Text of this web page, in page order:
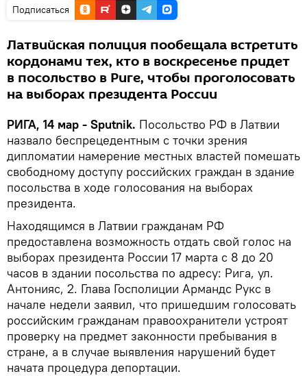
Подписаться
Латвийская полиция пообещала встретить
кордонами тех, кто в воскресенье придет
в посольство в Риге, чтобы проголосовать
на выборах президента России
РИГА, 14 мар - Sputnik. Посольство РФ в Латвии
назвало беспрецедентным с точки зрения
дипломатии намерение местных властей помешать
свободному доступу российских граждан в здание
посольства в ходе голосования на выборах
президента.
Находящимся в Латвии гражданам РФ
предоставлена возможность отдать свой голос на
выборах президента России 17 марта с 8 до 20
часов в здании посольства по адресу: Рига, ул.
Антонияс, 2. Глава Госполиции Армандс Рукс в
начале недели заявил, что пришедшим голосовать
российским гражданам правоохранители устроят
проверку на предмет законности пребывания в
стране, а в случае выявления нарушений будет
начата процедура депортации.